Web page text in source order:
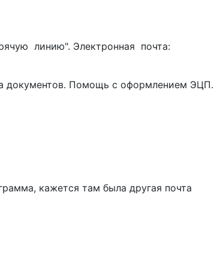
линию". Электронная почта:
документов. Помощь с оформлением ЭЦП.
кажется там была другая почта